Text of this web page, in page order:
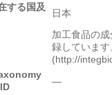
する国及
日本
加工食品の
録していま
(http://
―